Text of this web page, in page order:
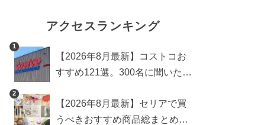
アクセスランキング
1
【2026年8月最新】コストコお
すすめ121選。300名に聞いた買
め商品も
2
【2026年8月最新】セリアで買
うべきおすすめ商品総まとめ。